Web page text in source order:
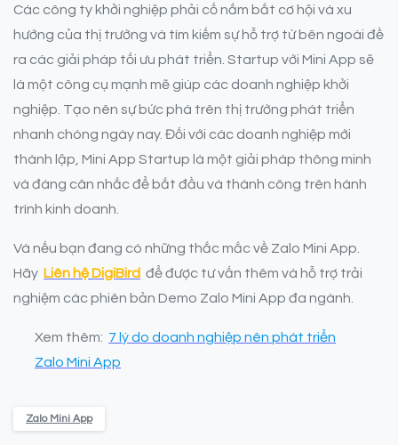
Các công ty khởi nghiệp phải cố nắm bắt cơ hội và xu
hướng của thị trường và tìm kiếm sự hỗ trợ từ bên ngoài đề
ra các giải pháp tối ưu phát triển. Startup với Mini App sẽ
là một công cụ mạnh mẽ giúp các doanh nghiệp khởi
nghiệp. Tạo nên sự bức phá trên thị trường phát triển
nhanh chóng ngày nay. Đối với các doanh nghiệp mới
thành lập, Mini App Startup là một giải pháp thông minh
và đáng cân nhắc để bắt đầu và thành công trên hành
trình kinh doanh.
Và nếu bạn đang có những thắc mắc về Zalo Mini App.
Hãy Liên hệ DigiBird để được tư vấn thêm và hỗ trợ trải
nghiệm các phiên bản Demo Zalo Mini App đa ngành.
Xem thêm: 7 lý do doanh nghiệp nên phát triển
Zalo Mini App
Zalo Mini App